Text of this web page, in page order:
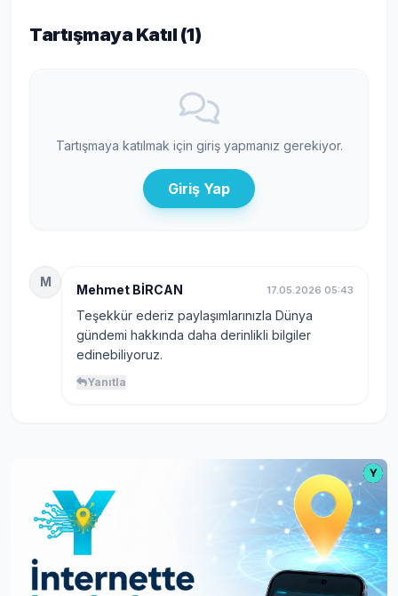
Tartışmaya Katıl (1)
Tartışmaya katılmak için giriş yapmanız gerekiyor.
Giriş Yap
M
Mehmet BİRCAN 17.05.2026 05:43
Teşekkür ederiz paylaşımlarınızla Dünya
gündemi hakkında daha derinlikli bilgiler
edinebiliyoruz.
Yanıtla